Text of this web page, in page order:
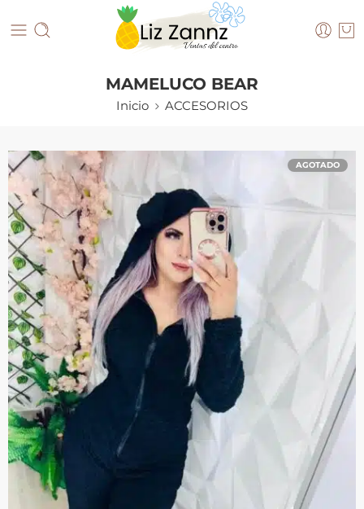
MAMELUCO BEAR
Inicio ACCESORIOS
AGOTADO